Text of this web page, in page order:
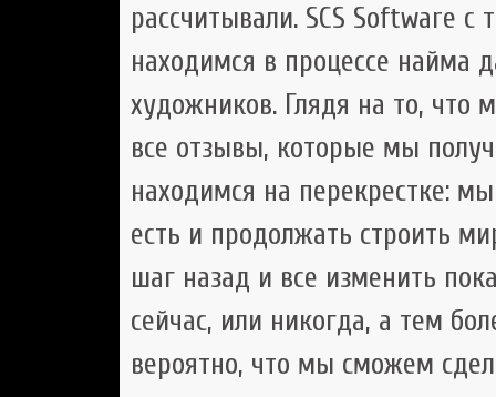
рассчитывали. SCS Software
находимся в процессе найма
художников. Глядя на то, что
все отзывы, которые мы
находимся на перекрестке:
есть и продолжать строить
шаг назад и все изменить
сейчас, или никогда, а тем
вероятно, что мы сможем